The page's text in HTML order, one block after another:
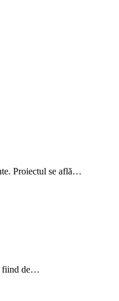
Proiectul se află…
fiind de…